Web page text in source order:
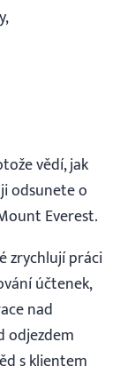
vědí, jak
odsunete o
Everest.
zrychlují práci
účtenek,
nad
odjezdem
s klientem